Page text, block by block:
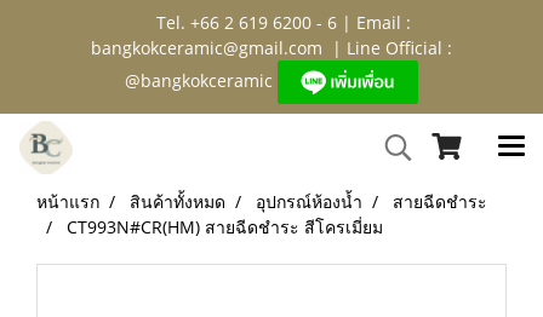
Tel. +66 2 619 6200 - 6 | Email :
bangkokceramic@gmail.com | Line Official :
@bangkokceramic
หน้าแรก สินค้าทั้งหมด อุปกรณ์ห้องน้ำ
สายฉีดชำระ
CT993N#CR(HM) สายฉีดชำระ สีโครเมี่ยม